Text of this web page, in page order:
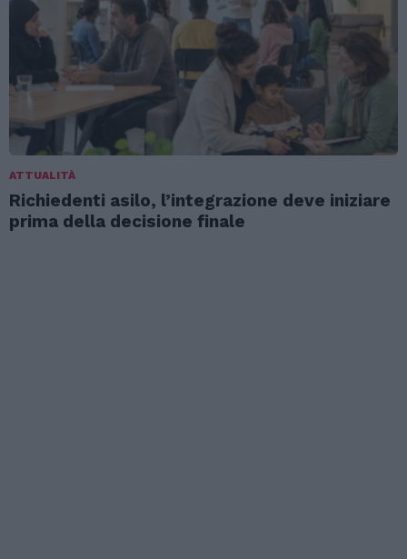
ATTUALITÀ
Richiedenti asilo, l’integrazione deve iniziare
prima della decisione finale